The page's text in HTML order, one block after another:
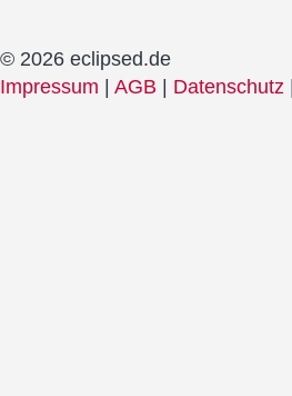
© 2026 eclipsed.de
Impressum | AGB | Datenschutz |